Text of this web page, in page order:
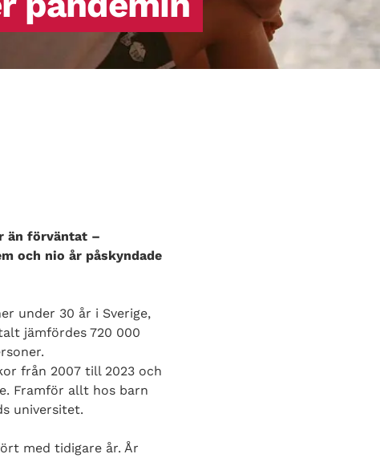
än förväntat –
och nio år påskyndade
under 30 år i Sverige,
jämfördes 720 000
från 2007 till 2023 och
Framför allt hos barn
universitet.
med tidigare år. År